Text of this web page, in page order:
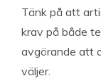
Tänk på att
krav på både
avgörande att
väljer.